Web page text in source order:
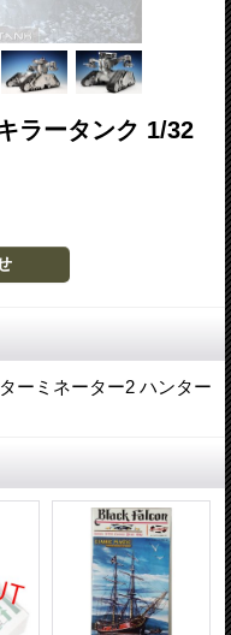
ラータンク 1/32
ーミネーター2 ハンター